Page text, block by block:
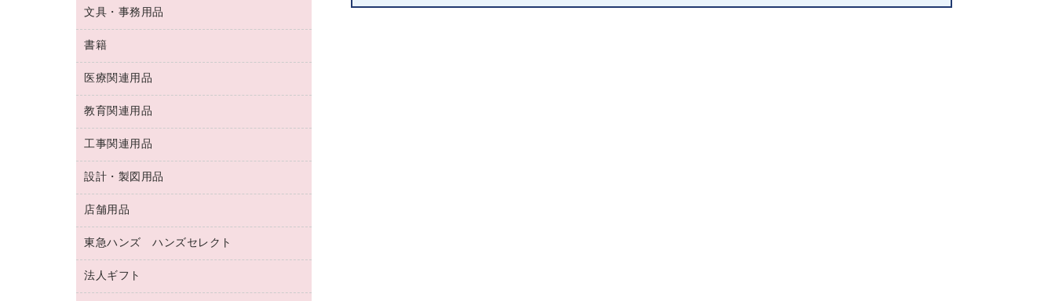
ダストボックス
タオル・アメニティ用品
スリッパ・サンダル・シューズ
スポーツ・レジャー用品
ゴミ袋
キッチン用品
食品添加物製品
典礼用品
帳簿
額縁
各種用紙
ルーズリーフ
板目表紙・綴込表紙
背幅が伸びるファイル
統一伝票用ファイル
収納保存用品
レターファイル
リングファイル
プレゼン用ファイル
ファイルボックス
パイプ式ファイル
その他ファイル
万年筆
消しゴム
修正液・修正ペン
修正テープ
鉛筆
マーキングペン（油性）
マーキングペン（水性）
ボールペン（油性）
文具・事務用品
輪ゴム
両面テープ
名札
保管・整理用品
壁面／足元収納
備品／小物ケース
透明テープ 事務用
電話台
書籍
パソコンソフト
医療関連用品
保健用品
使い捨て手袋
感染症対策用品
介護用品
医療関連用品
品）
教育関連用品
教育関連用品
工事関連用品
工事関連用品
設計・製図用品
設計・製図用品
店舗用品
店舗運営用品
陳列什器
紙手提げ袋
東急ハンズ ハンズセレクト
東急ハンズ
法人ギフト